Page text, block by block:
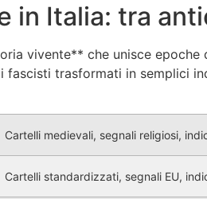
in Italia: tra
vivente** che unisce
trasformati in semplici
Cartelli medievali, segnali religiosi,
Cartelli standardizzati, segnali EU,